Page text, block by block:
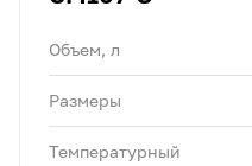
Объем, л
Размеры
Температурный